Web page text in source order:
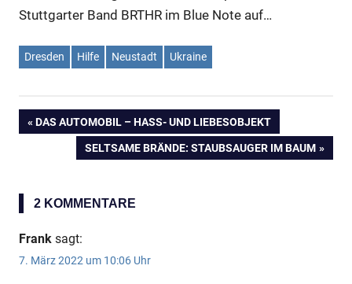
Stuttgarter Band BRTHR im Blue Note auf…
Dresden Hilfe Neustadt Ukraine
Beitragsnavigation
VORHERIGER
BEITRAG:
DAS AUTOMOBIL – HASS- UND LIEBESOBJEKT
NÄCHSTER
SELTSAME BRÄNDE: STAUBSAUGER IM BAUM
2 KOMMENTARE
Frank sagt:
7. März 2022 um 10:06 Uhr